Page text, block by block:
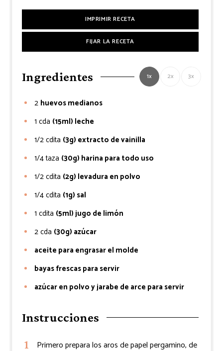
IMPRIMIR RECETA
FIJAR LA RECETA
Ingredientes 1x 2x 3x
2 huevos medianos
1 cda (15ml) leche
1/2cdita (3g) extracto de vainilla
1/4taza (30g) harina para todo uso
1/2cdita (2g) levadura en polvo
1/4cdita (1g) sal
1 cdita (5ml) jugo de limón
2cda (30g) azúcar
aceite para engrasar el molde
bayas frescas para servir
azúcar en polvo y jarabe de arce para servir
Instrucciones
Primero prepara los aros de papel pergamino, de